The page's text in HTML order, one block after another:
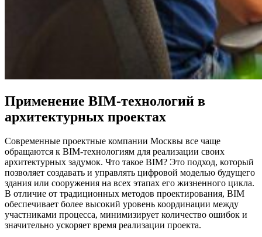
Применение BIM-технологий в
архитектурных проектах
Современные проектные компании Москвы все чаще
обращаются к BIM-технологиям для реализации своих
архитектурных задумок. Что такое BIM? Это подход, который
позволяет создавать и управлять цифровой моделью будущего
здания или сооружения на всех этапах его жизненного цикла.
В отличие от традиционных методов проектирования, BIM
обеспечивает более высокий уровень координации между
участниками процесса, минимизирует количество ошибок и
значительно ускоряет время реализации проекта.